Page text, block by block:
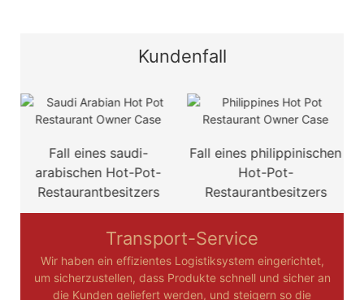
Kundenfall
Fall eines saudi-
arabischen Hot-Pot-
Restaurantbesitzers
Fall eines philippinischen
Hot-Pot-
Restaurantbesitzers
Transport-Service
Wir haben ein effizientes Logistiksystem eingerichtet,
um sicherzustellen, dass Produkte schnell und sicher an
die Kunden geliefert werden, und steigern so die